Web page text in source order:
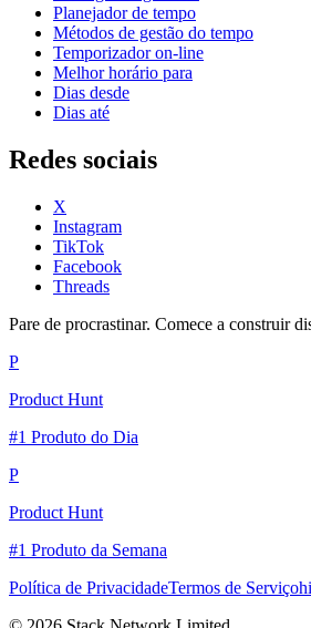
Planejador de tempo
Métodos de gestão do tempo
Temporizador on-line
Melhor horário para
Dias desde
Dias até
Redes sociais
X
Instagram
TikTok
Facebook
Threads
Pare de procrastinar. Comece a construir
P
Product Hunt
#1 Produto do Dia
P
Product Hunt
#1 Produto da Semana
Política de PrivacidadeTermos de Serviço